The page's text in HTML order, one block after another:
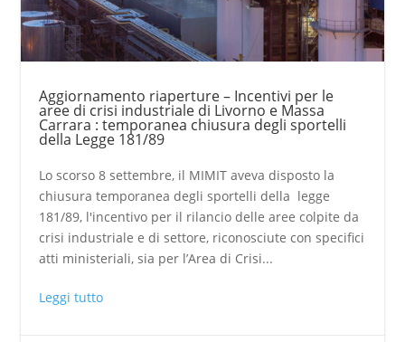
Aggiornamento riaperture – Incentivi per le
aree di crisi industriale di Livorno e Massa
Carrara : temporanea chiusura degli sportelli
della Legge 181/89
Lo scorso 8 settembre, il MIMIT aveva disposto la
chiusura temporanea degli sportelli della legge
181/89, l'incentivo per il rilancio delle aree colpite da
crisi industriale e di settore, riconosciute con specifici
atti ministeriali, sia per l’Area di Crisi...
Leggi tutto